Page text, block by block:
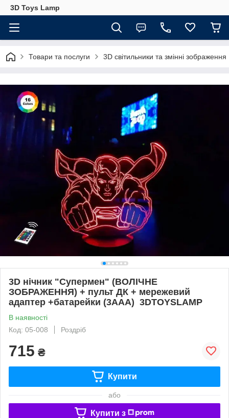
3D Toys Lamp
Товари та послуги 3D світильники та змінні зображення
3D нічник "Супермен" (ВОЛІЧНЕ
ЗОБРАЖЕННЯ) + пульт ДК + мережевий
адаптер +батарейки (3ААА) 3DTOYSLAMP
В наявності
Код: 05-008
Роздріб
715 ₴
Купити
або
Купити з